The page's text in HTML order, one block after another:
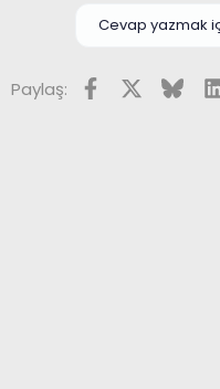
Cevap yazmak
Paylaş: Facebook
X